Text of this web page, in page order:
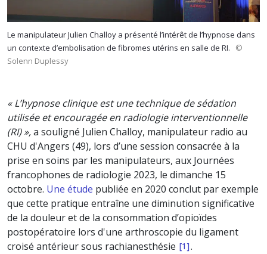
Le manipulateur Julien Challoy a présenté l’intérêt de l’hypnose dans
un contexte d’embolisation de fibromes utérins en salle de RI.
©
Solenn Duplessy
« L’hypnose clinique est une technique de sédation
utilisée et encouragée en radiologie interventionnelle
(RI) »,a souligné Julien Challoy, manipulateur radio au
CHU d'Angers (49), lors d’une session consacrée à la
prise en soins par les manipulateurs, aux Journées
francophones de radiologie 2023, le dimanche 15
octobre. Une étude publiée en 2020 conclut par exemple
que cette pratique entraîne une diminution significative
de la douleur et de la consommation d’opioïdes
postopératoire lors d'une arthroscopie du ligament
croisé antérieur sous rachianesthésie [1].